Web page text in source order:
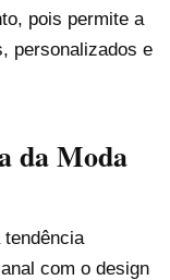
pois permite a
personalizados e
da Moda
com o design